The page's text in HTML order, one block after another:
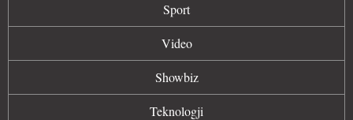
Sport
Video
Showbiz
Teknologji